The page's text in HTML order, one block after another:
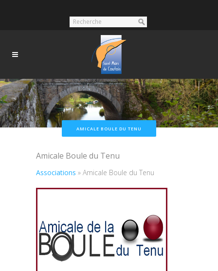
AMICALE BOULE DU TENU
Amicale Boule du Tenu
Associations » Amicale Boule du Tenu